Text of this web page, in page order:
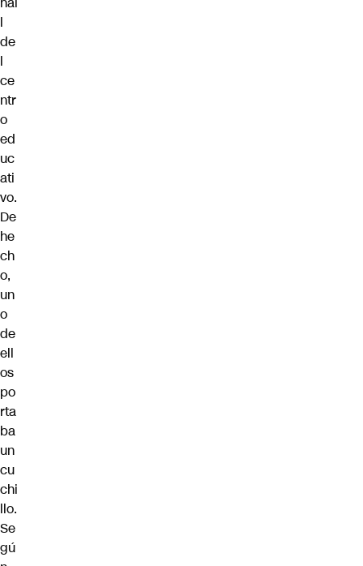
l
de
l
ce
ntr
o
ed
uc
ati
vo.
De
he
ch
o,
un
o
de
ell
os
po
rta
ba
un
cu
chi
llo.
Se
gú